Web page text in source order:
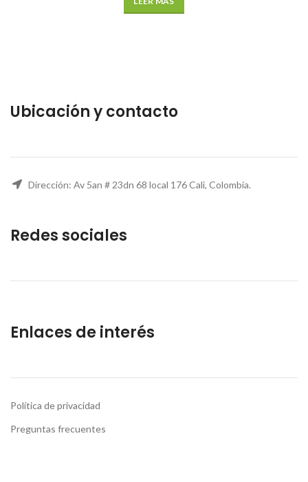
Ubicación y contacto
Dirección: Av 5an # 23dn 68 local 176 Cali, Colombia.
Redes sociales
Enlaces de interés
Política de privacidad
Preguntas frecuentes